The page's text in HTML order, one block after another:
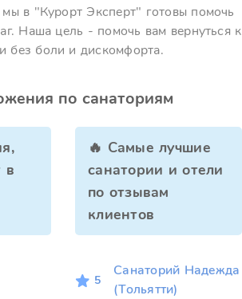
в "Курорт Эксперт" готовы помочь
Наша цель - помочь вам вернуться к
без боли и дискомфорта.
по санаториям
в
🔥 Самые лучшие
санатории и отели
по отзывам
клиентов
5
Санаторий Надежда
(Тольятти)